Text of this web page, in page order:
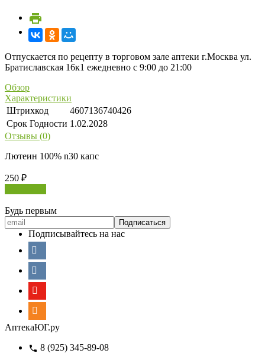
Отпускается по рецепту в торговом зале аптеки г.Москва ул.
Братиславская 16к1 ежедневно с 9:00 до 21:00
Обзор
Характеристики
Штрихкод
4607136740426
Срок Годности 1.02.2028
Отзывы (0)
Лютеин 100% n30 капс
250 ₽
Будь первым
Подписывайтесь на нас
АптекаЮГ.ру
8 (925) 345-89-08